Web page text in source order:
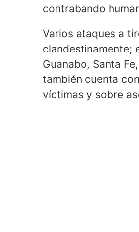
contrabando
Varios ataques a
clandestinamente;
Guanabo, Santa
también cuenta con
víctimas y sobre